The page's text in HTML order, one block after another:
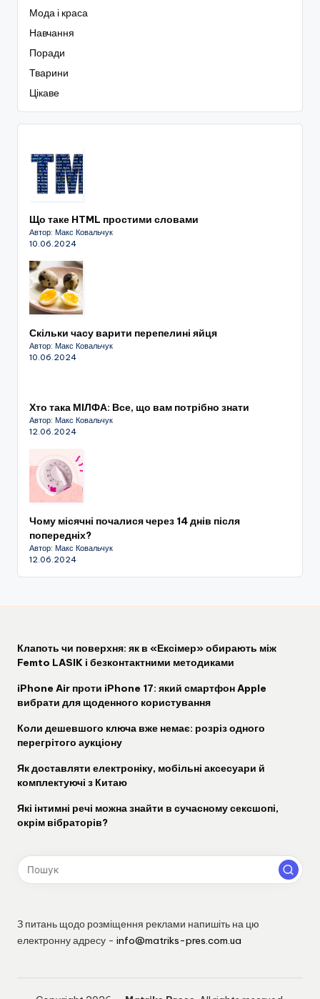
Мода і краса
Навчання
Поради
Тварини
Цікаве
Що таке HTML простими словами
Автор: Макс Ковальчук
10.06.2024
Скільки часу варити перепелині яйця
Автор: Макс Ковальчук
10.06.2024
Хто така МІЛФА: Все, що вам потрібно знати
Автор: Макс Ковальчук
12.06.2024
Чому місячні почалися через 14 днів після
попередніх?
Автор: Макс Ковальчук
12.06.2024
Клапоть чи поверхня: як в «Ексімер» обирають між
Femto LASIK і безконтактними методиками
iPhone Air проти iPhone 17: який смартфон Apple
вибрати для щоденного користування
Коли дешевшого ключа вже немає: розріз одного
перегрітого аукціону
Як доставляти електроніку, мобільні аксесуари й
комплектуючі з Китаю
Які інтимні речі можна знайти в сучасному сексшопі,
окрім вібраторів?
З питань щодо розміщення реклами напишіть на цю
електронну адресу - info@matriks-pres.com.ua